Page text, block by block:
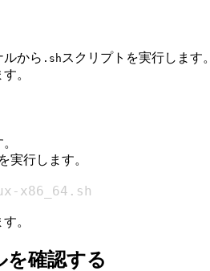
から .sh スクリプトを実行します。
。
実行します。
x86_64.sh
。
を確認する